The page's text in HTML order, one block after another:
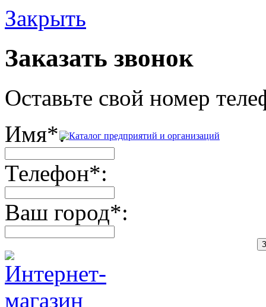
Закрыть
Заказать звонок
Оставьте свой номер
Имя*:
Телефон*:
Ваш город*: